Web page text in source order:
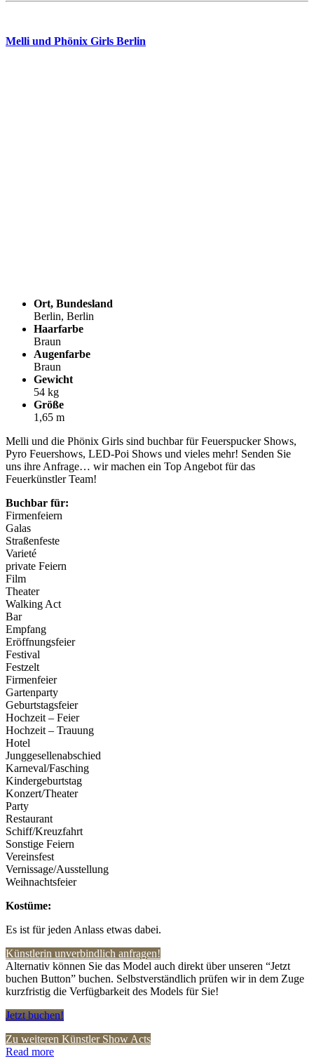
Melli und Phönix Girls Berlin
Ort, Bundesland
Berlin, Berlin
Haarfarbe
Braun
Augenfarbe
Braun
Gewicht
54 kg
Größe
1,65 m
Melli und die Phönix Girls sind buchbar für Feuerspucker Shows,
Pyro Feuershows, LED-Poi Shows und vieles mehr! Senden Sie
uns ihre Anfrage… wir machen ein Top Angebot für das
Feuerkünstler Team!
Buchbar für:
Firmenfeiern
Galas
Straßenfeste
Varieté
private Feiern
Film
Theater
Walking Act
Bar
Empfang
Eröffnungsfeier
Festival
Festzelt
Firmenfeier
Gartenparty
Geburtstagsfeier
Hochzeit – Feier
Hochzeit – Trauung
Hotel
Junggesellenabschied
Karneval/Fasching
Kindergeburtstag
Konzert/Theater
Party
Restaurant
Schiff/Kreuzfahrt
Sonstige Feiern
Vereinsfest
Vernissage/Ausstellung
Weihnachtsfeier
Kostüme:
Es ist für jeden Anlass etwas dabei.
Künstlerin unverbindlich anfragen!
Alternativ können Sie das Model auch direkt über unseren “Jetzt
buchen Button” buchen. Selbstverständlich prüfen wir in dem Zuge
kurzfristig die Verfügbarkeit des Models für Sie!
Jetzt buchen!
Zu weiteren Künstler Show Acts
Read more